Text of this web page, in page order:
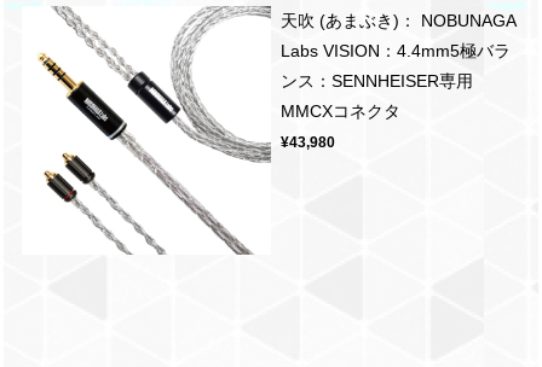
天吹 (あまぶき)： NOBUNAGA
Labs VISION：4.4mm5極バラ
ンス：SENNHEISER専用
MMCXコネクタ
¥43,980